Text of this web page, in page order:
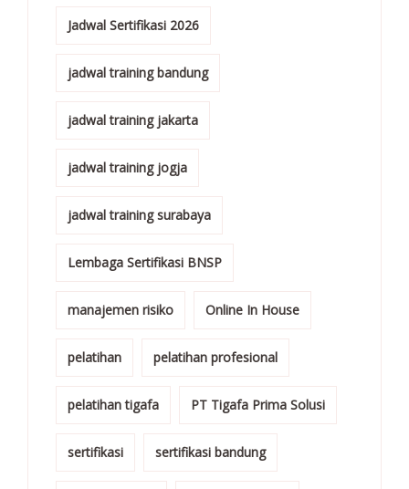
Jadwal Sertifikasi 2026
jadwal training bandung
jadwal training jakarta
jadwal training jogja
jadwal training surabaya
Lembaga Sertifikasi BNSP
manajemen risiko Online In House
pelatihan pelatihan profesional
pelatihan tigafa PT Tigafa Prima Solusi
sertifikasi sertifikasi bandung